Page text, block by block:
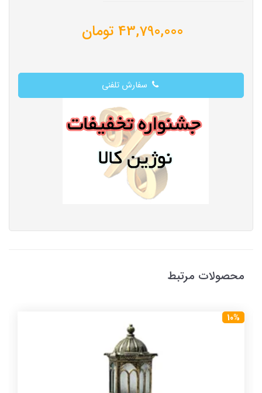
43,790,000 تومان
سفارش تلفنی
محصولات مرتبط
10%